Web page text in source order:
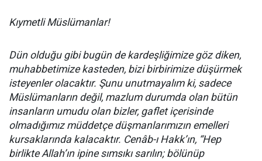
Kıymetli Müslümanlar!
Dün olduğu gibi bugün de kardeşliğimize göz diken,
muhabbetimize kasteden, bizi birbirimize düşürmek
isteyenler olacaktır. Şunu unutmayalım ki, sadece
Müslümanların değil, mazlum durumda olan bütün
insanların umudu olan bizler, gaflet içerisinde
olmadığımız müddetçe düşmanlarımızın emelleri
kursaklarında kalacaktır. Cenâb-ı Hakk’ın, “Hep
birlikte Allah’ın ipine sımsıkı sarılın; bölünüp